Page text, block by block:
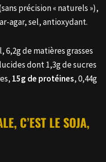
précision « naturels »),
agar, sel, antioxydant.
6,2g de matières grasses
dont 1,3g de sucres
15g de protéines, 0,44g
C’EST LE SOJA,